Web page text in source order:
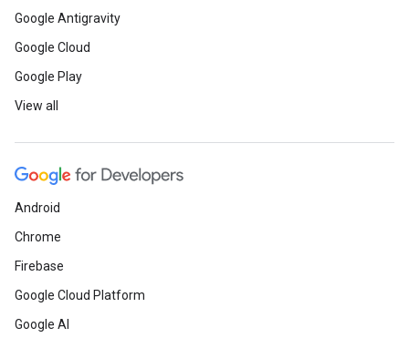
Google Antigravity
Google Cloud
Google Play
View all
Android
Chrome
Firebase
Google Cloud Platform
Google AI